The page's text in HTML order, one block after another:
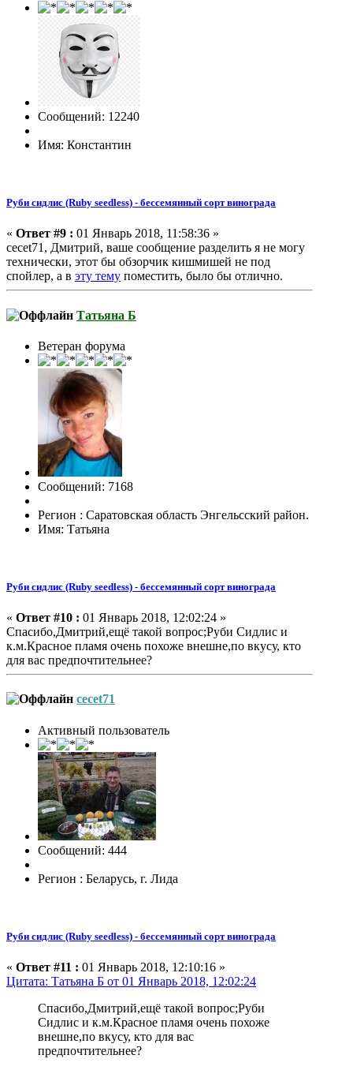
Сообщений: 12240
Имя: Константин
Руби сидлис (Ruby seedless) - бессемянный сорт винограда
« Ответ #9 : 01 Январь 2018, 11:58:36 »
cecet71, Дмитрий, ваше сообщение разделить я не могу
технически, этот бы обзорчик кишмишей не под
спойлер, а в эту тему поместить, было бы отлично.
Татьяна Б
Ветеран форума
Сообщений: 7168
Регион : Саратовская область Энгельсский район.
Имя: Татьяна
Руби сидлис (Ruby seedless) - бессемянный сорт винограда
« Ответ #10 : 01 Январь 2018, 12:02:24 »
Спасибо,Дмитрий,ещё такой вопрос;Руби Сидлис и
к.м.Красное пламя очень похоже внешне,по вкусу, кто
для вас предпочтительнее?
cecet71
Активный пользователь
Сообщений: 444
Регион : Беларусь, г. Лида
Руби сидлис (Ruby seedless) - бессемянный сорт винограда
« Ответ #11 : 01 Январь 2018, 12:10:16 »
Цитата: Татьяна Б от 01 Январь 2018, 12:02:24
Спасибо,Дмитрий,ещё такой вопрос;Руби
Сидлис и к.м.Красное пламя очень похоже
внешне,по вкусу, кто для вас
предпочтительнее?